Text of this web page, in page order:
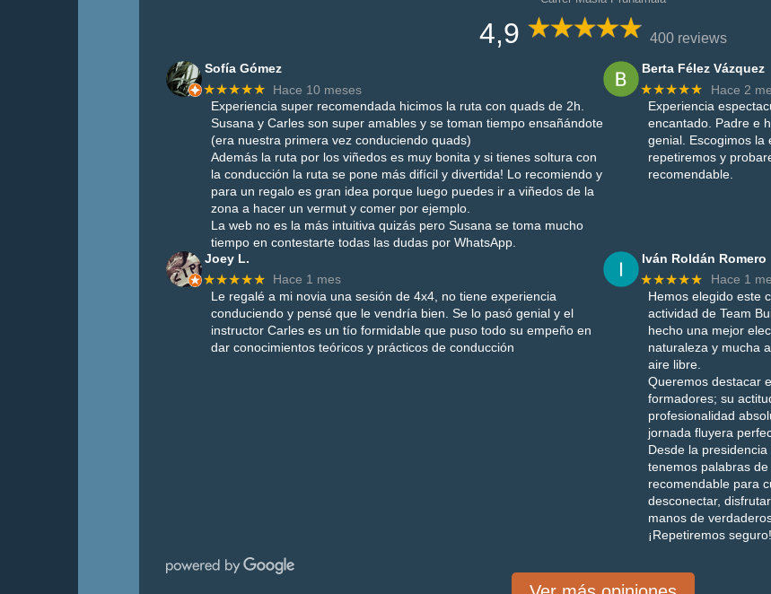
4,9 400 reviews
Sofía Gómez
★★★★★
Hace 10 meses
Experiencia super recomendada hicimos la ruta con quads de 2h.
Susana y Carles son super amables y se toman tiempo ensañándote
(era nuestra primera vez conduciendo quads)
Además la ruta por los viñedos es muy bonita y si tienes soltura con
la conducción la ruta se pone más difícil y divertida! Lo recomiendo y
para un regalo es gran idea porque luego puedes ir a viñedos de la
zona a hacer un vermut y comer por ejemplo.
La web no es la más intuitiva quizás pero Susana se toma mucho
tiempo en contestarte todas las dudas por WhatsApp.
Berta Félez Vázquez
★★★★★
Hace 2
Experiencia
encantado. Padre e
genial. Escogimos la
repetiremos y
recomendable.
Joey L.
★★★★★
Hace 1 mes
Le regalé a mi novia una sesión de 4x4, no tiene experiencia
conduciendo y pensé que le vendría bien. Se lo pasó genial y el
instructor Carles es un tío formidable que puso todo su empeño en
dar conocimientos teóricos y prácticos de conducción
Iván Roldán Romero
★★★★★
Hace 1
Hemos elegido este
actividad de Team
hecho una mejor
naturaleza y mucha
aire libre.
Queremos destacar
formadores; su
profesionalidad
jornada fluyera
Desde la
tenemos palabras
recomendable para
desconectar,
manos de
¡Repetiremos